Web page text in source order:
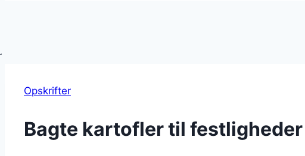
Opskrifter
Bagte kartofler til festligheder